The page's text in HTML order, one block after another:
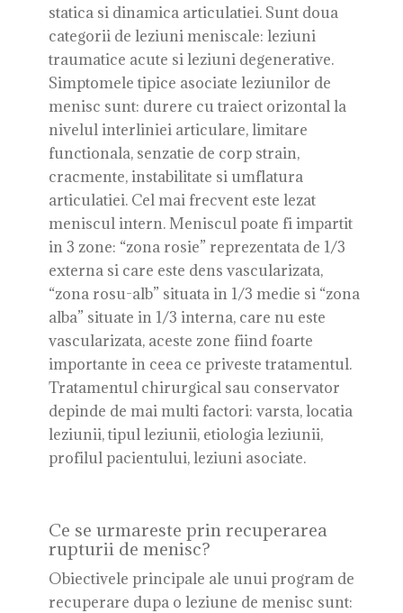
statica si dinamica articulatiei. Sunt doua
categorii de leziuni meniscale: leziuni
traumatice acute si leziuni degenerative.
Simptomele tipice asociate leziunilor de
menisc sunt: durere cu traiect orizontal la
nivelul interliniei articulare, limitare
functionala, senzatie de corp strain,
cracmente, instabilitate si umflatura
articulatiei. Cel mai frecvent este lezat
meniscul intern. Meniscul poate fi impartit
in 3 zone: “zona rosie” reprezentata de 1/3
externa si care este dens vascularizata,
“zona rosu-alb” situata in 1/3 medie si “zona
alba” situate in 1/3 interna, care nu este
vascularizata, aceste zone fiind foarte
importante in ceea ce priveste tratamentul.
Tratamentul chirurgical sau conservator
depinde de mai multi factori: varsta, locatia
leziunii, tipul leziunii, etiologia leziunii,
profilul pacientului, leziuni asociate.
Ce se urmareste prin recuperarea
rupturii de menisc?
Obiectivele principale ale unui program de
recuperare dupa o leziune de menisc sunt: